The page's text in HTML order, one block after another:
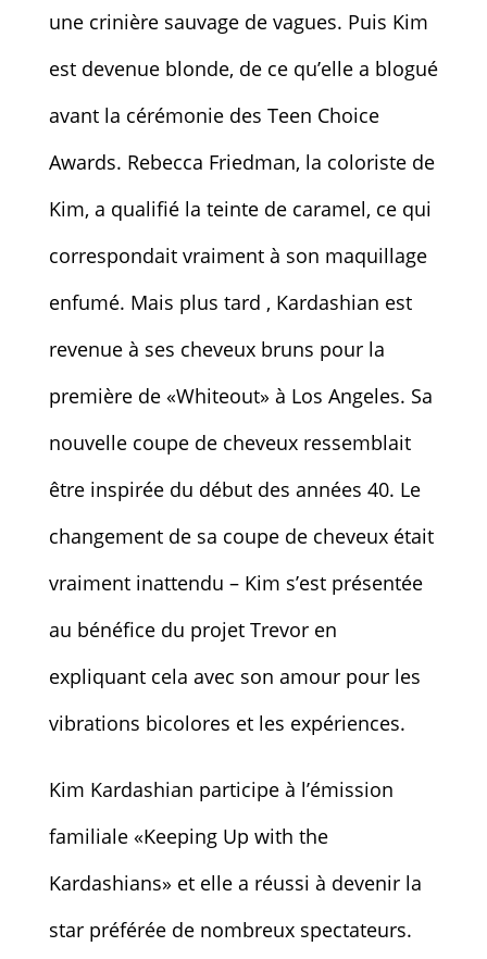
une crinière sauvage de vagues. Puis Kim
est devenue blonde, de ce qu’elle a blogué
avant la cérémonie des Teen Choice
Awards. Rebecca Friedman, la coloriste de
Kim, a qualifié la teinte de caramel, ce qui
correspondait vraiment à son maquillage
enfumé. Mais plus tard , Kardashian est
revenue à ses cheveux bruns pour la
première de «Whiteout» à Los Angeles. Sa
nouvelle coupe de cheveux ressemblait
être inspirée du début des années 40. Le
changement de sa coupe de cheveux était
vraiment inattendu – Kim s’est présentée
au bénéfice du projet Trevor en
expliquant cela avec son amour pour les
vibrations bicolores et les expériences.
Kim Kardashian participe à l’émission
familiale «Keeping Up with the
Kardashians» et elle a réussi à devenir la
star préférée de nombreux spectateurs.